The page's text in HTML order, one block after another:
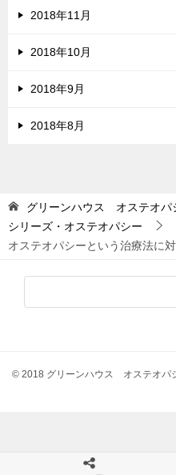
2018年11月
2018年10月
2018年9月
2018年8月
グリーンハウス オステオパ
シリーズ・オステオパシー
オステオパシーという治療法に
© 2018 グリーンハウス オステオパ